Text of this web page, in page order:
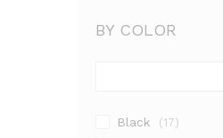
BY COLOR
Black (17)